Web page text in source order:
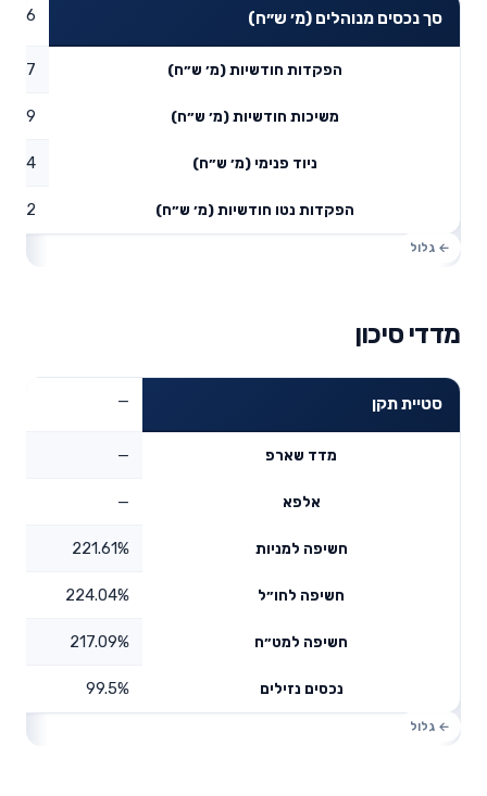
סך נכסים מנוהלים (מ׳ ש״ח)
הפקדות חודשיות (מ׳ ש״ח) 5.67
משיכות חודשיות (מ׳ ש״ח) 1.09
ניוד פנימי (מ׳ ש״ח) 1.64
הפקדות נטו חודשיות (מ׳ ש״ח) 6.22
מדדי סיכון
סטיית תקן —
מדד שארפ —
אלפא —
חשיפה למניות 221.61%
חשיפה לחו״ל 224.04%
חשיפה למט״ח 217.09%
נכסים נזילים 99.5%